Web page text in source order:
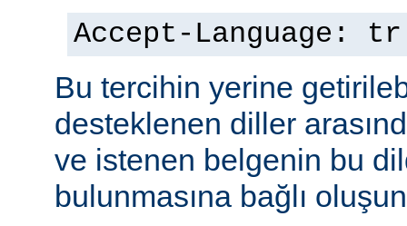
Accept-Language: tr
Bu tercihin yerine
desteklenen diller
ve istenen belgenin bu
bulunmasına bağlı